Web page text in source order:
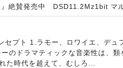
』絶賛発売中 DSD11.2Mz1bit マ
セプト 1.ラモー、ロワイエ、デ
のドラマティックな音楽性は、
た時代を超えて、むしろ...